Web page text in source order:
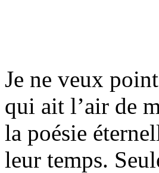
Je ne veux
qui ait l’air de
la poésie
leur temps.